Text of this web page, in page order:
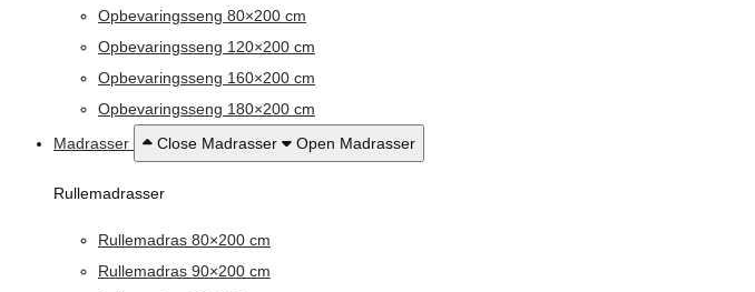
Opbevaringsseng 80×200 cm
Opbevaringsseng 120×200 cm
Opbevaringsseng 160×200 cm
Opbevaringsseng 180×200 cm
Madrasser
Close Madrasser Open Madrasser
Rullemadrasser
Rullemadras 80×200 cm
Rullemadras 90×200 cm